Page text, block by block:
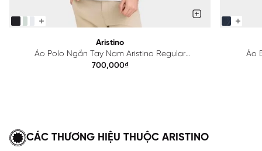
Aristino
Áo Polo Ngắn Tay Nam Aristino Regular
APS615EDP01
700,000₫
Áo
CÁC THƯƠNG HIỆU THUỘC ARISTINO